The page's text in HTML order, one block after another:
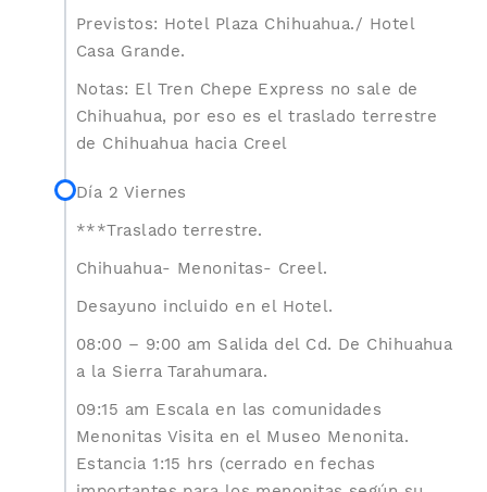
Previstos: Hotel Plaza Chihuahua./ Hotel
Casa Grande.
Notas: El Tren Chepe Express no sale de
Chihuahua, por eso es el traslado terrestre
de Chihuahua hacia Creel
Día 2 Viernes
***Traslado terrestre.
Chihuahua- Menonitas- Creel.
Desayuno incluido en el Hotel.
08:00 – 9:00 am Salida del Cd. De Chihuahua
a la Sierra Tarahumara.
09:15 am Escala en las comunidades
Menonitas Visita en el Museo Menonita.
Estancia 1:15 hrs (cerrado en fechas